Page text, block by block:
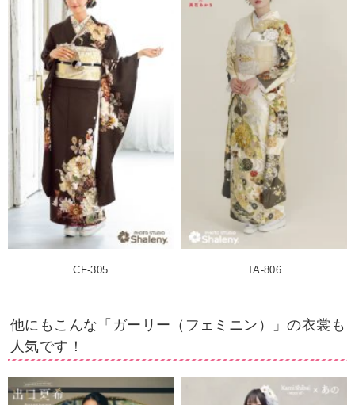
CF-305 TA-806
他にもこんな「ガーリー（フェミニン）」の衣裳も
人気です！